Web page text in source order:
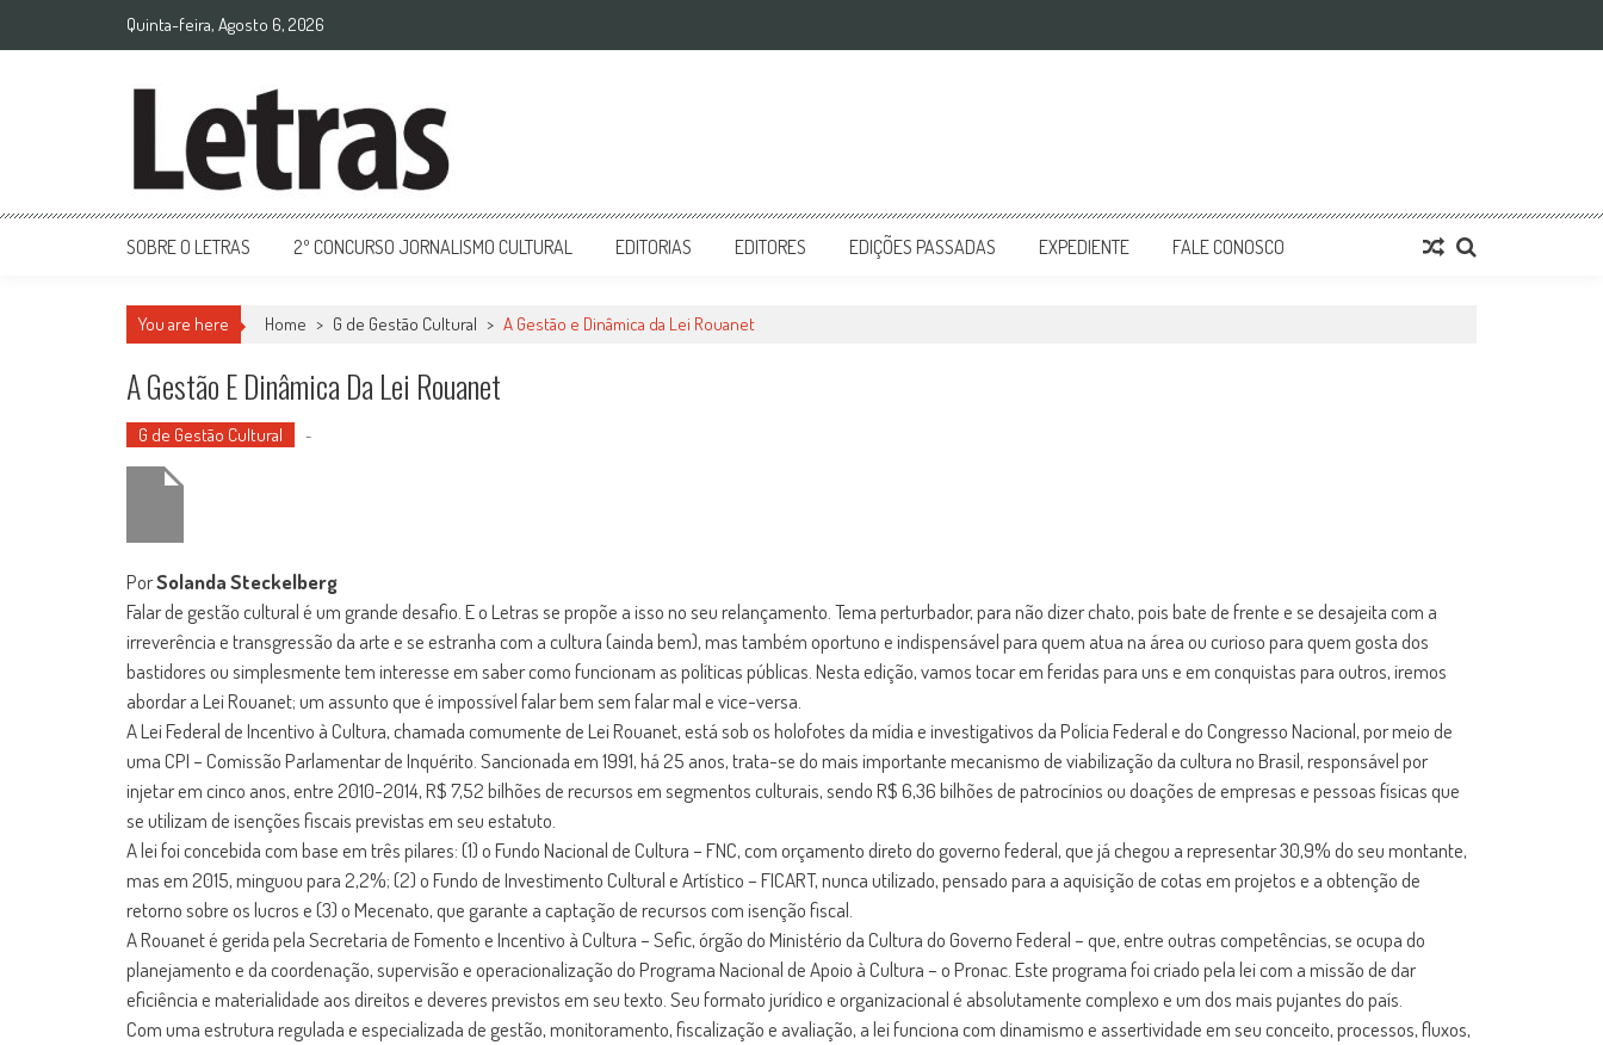
Quinta-feira, Agosto 6, 2026
SOBRE O LETRAS 2º CONCURSO JORNALISMO CULTURAL EDITORIAS EDITORES EDIÇÕES PASSADAS EXPEDIENTE FALE CONOSCO
You are here Home > G de Gestão Cultural > A Gestão e Dinâmica da Lei Rouanet
A Gestão E Dinâmica Da Lei Rouanet
G de Gestão Cultural -
PorSolanda Steckelberg
Falar de gestão cultural é um grande desafio. E o Letras se propõe a isso no seu relançamento. Tema perturbador, para não dizer chato, pois bate de frente e se desajeita com a
irreverência e transgressão da arte e se estranha com a cultura (ainda bem), mas também oportuno e indispensável para quem atua na área ou curioso para quem gosta dos
bastidores ou simplesmente tem interesse em saber como funcionam as políticas públicas. Nesta edição, vamos tocar em feridas para uns e em conquistas para outros, iremos
abordar a Lei Rouanet; um assunto que é impossível falar bem sem falar mal e vice-versa.
A Lei Federal de Incentivo à Cultura, chamada comumente de Lei Rouanet, está sob os holofotes da mídia e investigativos da Polícia Federal e do Congresso Nacional, por meio de
uma CPI – Comissão Parlamentar de Inquérito. Sancionada em 1991, há 25 anos, trata-se do mais importante mecanismo de viabilização da cultura no Brasil, responsável por
injetar em cinco anos, entre 2010-2014, R$ 7,52 bilhões de recursos em segmentos culturais, sendo R$ 6,36 bilhões de patrocínios ou doações de empresas e pessoas físicas que
se utilizam de isenções fiscais previstas em seu estatuto.
A lei foi concebida com base em três pilares: (1) o Fundo Nacional de Cultura – FNC, com orçamento direto do governo federal, que já chegou a representar 30,9% do seu montante,
mas em 2015, minguou para 2,2%; (2) o Fundo de Investimento Cultural e Artístico – FICART, nunca utilizado, pensado para a aquisição de cotas em projetos e a obtenção de
retorno sobre os lucros e (3) o Mecenato, que garante a captação de recursos com isenção fiscal.
A Rouanet é gerida pela Secretaria de Fomento e Incentivo à Cultura – Sefic, órgão do Ministério da Cultura do Governo Federal – que, entre outras competências, se ocupa do
planejamento e da coordenação, supervisão e operacionalização do Programa Nacional de Apoio à Cultura – o Pronac. Este programa foi criado pela lei com a missão de dar
eficiência e materialidade aos direitos e deveres previstos em seu texto. Seu formato jurídico e organizacional é absolutamente complexo e um dos mais pujantes do país.
Com uma estrutura regulada e especializada de gestão, monitoramento, fiscalização e avaliação, a lei funciona com dinamismo e assertividade em seu conceito, processos, fluxos,